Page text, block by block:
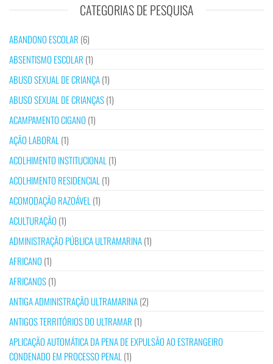
CATEGORIAS DE PESQUISA
ABANDONO ESCOLAR (6)
ABSENTISMO ESCOLAR (1)
ABUSO SEXUAL DE CRIANÇA(1)
ABUSO SEXUAL DE CRIANÇAS(1)
ACAMPAMENTO CIGANO (1)
AÇÃO LABORAL (1)
ACOLHIMENTO INSTITUCIONAL (1)
ACOLHIMENTO RESIDENCIAL (1)
ACOMODAÇÃO RAZOÁVEL (1)
ACULTURAÇÃO (1)
ADMINISTRAÇÃO PÚBLICA ULTRAMARINA(1)
AFRICANO (1)
AFRICANOS(1)
ANTIGA ADMINISTRAÇÃO ULTRAMARINA(2)
ANTIGOS TERRITÓRIOS DO ULTRAMAR (1)
APLICAÇÃO AUTOMÁTICA DA PENA DE EXPULSÃO AO ESTRANGEIRO
CONDENADO EM PROCESSO PENAL (1)